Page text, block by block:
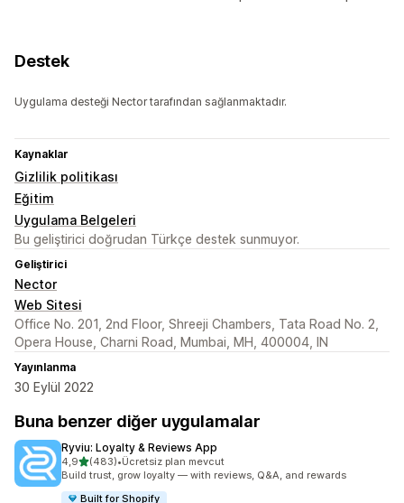
Destek
Uygulama desteği Nector tarafından sağlanmaktadır.
Kaynaklar
Gizlilik politikası
Eğitim
Uygulama Belgeleri
Bu geliştirici doğrudan Türkçe destek sunmuyor.
Geliştirici
Nector
Web Sitesi
Office No. 201, 2nd Floor, Shreeji Chambers, Tata Road No. 2,
Opera House, Charni Road, Mumbai, MH, 400004, IN
Yayınlanma
30 Eylül 2022
Buna benzer diğer uygulamalar
Ryviu: Loyalty & Reviews App
4,95 yıldız üzerinden
(483)
toplam 483 değerlendirme
•Ücretsiz plan mevcut
Build trust, grow loyalty — with reviews, Q&A, and rewards
Built for Shopify